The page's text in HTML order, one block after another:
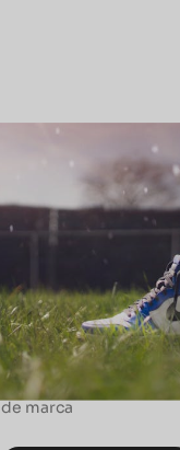
SEM CATEGORIA
Branding:
Marcas Fortes
No dinâmico cenário
tornou mais crucial do
rápida evolução da
de marca